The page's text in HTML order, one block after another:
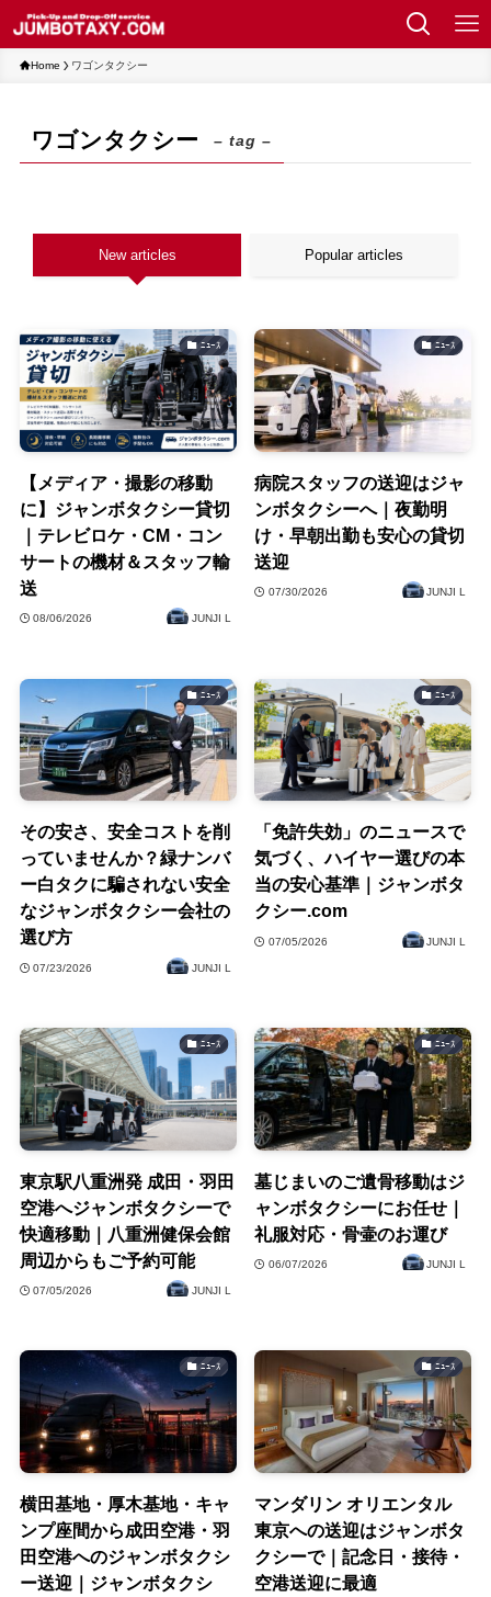
Home ワゴンタクシー
ワゴンタクシー – tag –
New articles Popular articles
ﾆｭｰｽ
【メディア・撮影の移動
に】ジャンボタクシー貸切
｜テレビロケ・CM・コン
サートの機材＆スタッフ輸
送
08/06/2026 JUNJI L
ﾆｭｰｽ
病院スタッフの送迎はジャ
ンボタクシーへ｜夜勤明
け・早朝出勤も安心の貸切
送迎
07/30/2026 JUNJI L
ﾆｭｰｽ
その安さ、安全コストを削
っていませんか？緑ナンバ
ー白タクに騙されない安全
なジャンボタクシー会社の
選び方
07/23/2026 JUNJI L
ﾆｭｰｽ
「免許失効」のニュースで
気づく、ハイヤー選びの本
当の安心基準｜ジャンボタ
クシー.com
07/05/2026 JUNJI L
ﾆｭｰｽ
東京駅八重洲発 成田・羽田
空港へジャンボタクシーで
快適移動｜八重洲健保会館
周辺からもご予約可能
07/05/2026 JUNJI L
ﾆｭｰｽ
墓じまいのご遺骨移動はジ
ャンボタクシーにお任せ｜
礼服対応・骨壷のお運び
06/07/2026 JUNJI L
ﾆｭｰｽ
横田基地・厚木基地・キャ
ンプ座間から成田空港・羽
田空港へのジャンボタクシ
ー送迎｜ジャンボタクシ
ﾆｭｰｽ
マンダリン オリエンタル
東京への送迎はジャンボタ
クシーで｜記念日・接待・
空港送迎に最適